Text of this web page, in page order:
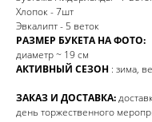
Хлопок - 7шт
Эвкалипт - 5 веток
РАЗМЕР БУКЕТА НА ФОТО:
диаметр ~ 19 см
АКТИВНЫЙ СЕЗОН : зима,
ЗАКАЗ И ДОСТАВКА:
день торжественного